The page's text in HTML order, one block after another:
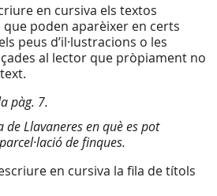
en cursiva els textos
poden aparèixer en certs
peus d’il·lustracions o les
al lector que pròpiament no
pàg. 7.
de Llavaneres en què es pot
definques.
en cursiva la fila de títols